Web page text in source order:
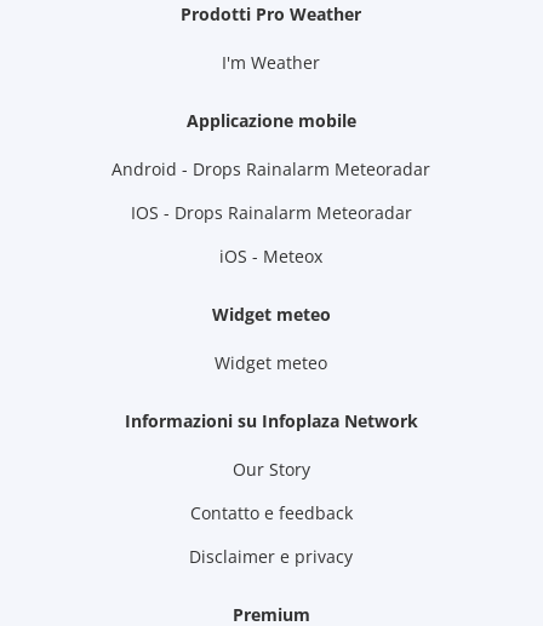
Prodotti Pro Weather
I'm Weather
Applicazione mobile
Android - Drops Rainalarm Meteoradar
IOS - Drops Rainalarm Meteoradar
iOS - Meteox
Widget meteo
Widget meteo
Informazioni su Infoplaza Network
Our Story
Contatto e feedback
Disclaimer e privacy
Premium